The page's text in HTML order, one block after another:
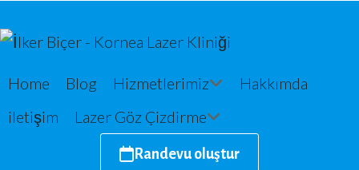
Home Blog Hizmetlerimiz
Hakkımda
iletişim
Lazer Göz Çizdirme
Randevu oluştur